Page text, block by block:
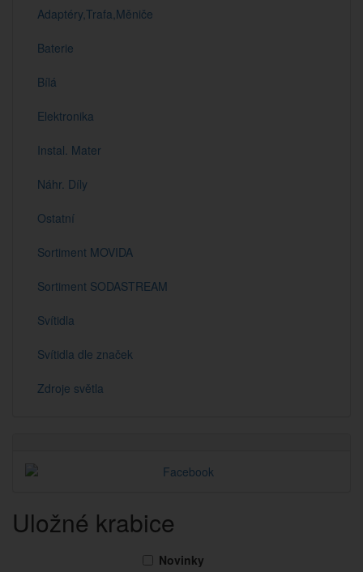
Adaptéry,Trafa,Měniče
Baterie
Bílá
Elektronika
Instal. Mater
Náhr. Díly
Ostatní
Sortiment MOVIDA
Sortiment SODASTREAM
Svítidla
Svítidla dle značek
Zdroje světla
Uložné krabice
Novinky